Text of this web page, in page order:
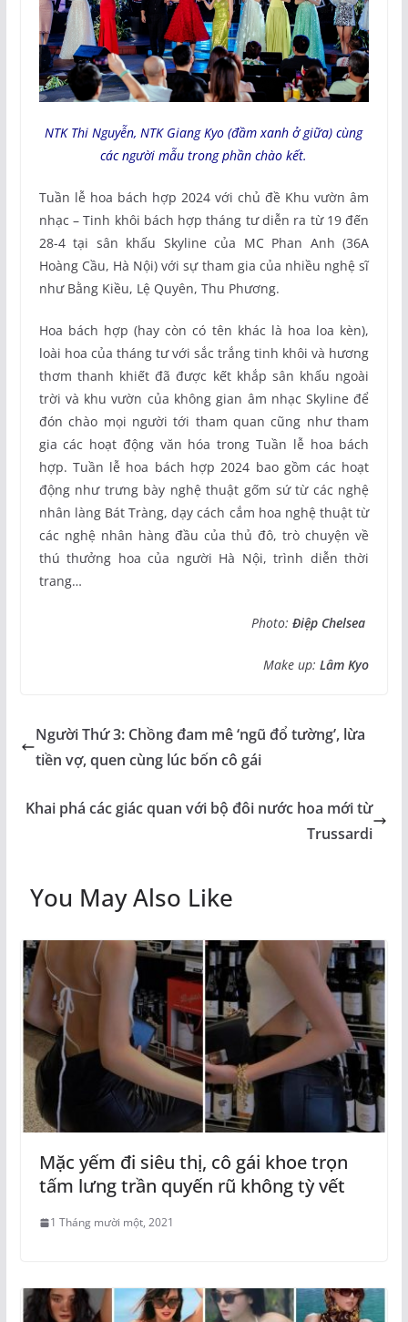
NTK Thi Nguyễn, NTK Giang Kyo (đầm xanh ở giữa) cùng
các người mẫu trong phần chào kết.
Tuần lễ hoa bách hợp 2024 với chủ đề Khu vườn âm
nhạc – Tinh khôi bách hợp tháng tư diễn ra từ 19 đến
28-4 tại sân khấu Skyline của MC Phan Anh (36A
Hoàng Cầu, Hà Nội) với sự tham gia của nhiều nghệ sĩ
như Bằng Kiều, Lệ Quyên, Thu Phương.
Hoa bách hợp (hay còn có tên khác là hoa loa kèn),
loài hoa của tháng tư với sắc trắng tinh khôi và hương
thơm thanh khiết đã được kết khắp sân khấu ngoài
trời và khu vườn của không gian âm nhạc Skyline để
đón chào mọi người tới tham quan cũng như tham
gia các hoạt động văn hóa trong Tuần lễ hoa bách
hợp. Tuần lễ hoa bách hợp 2024 bao gồm các hoạt
động như trưng bày nghệ thuật gốm sứ từ các nghệ
nhân làng Bát Tràng, dạy cách cắm hoa nghệ thuật từ
các nghệ nhân hàng đầu của thủ đô, trò chuyện về
thú thưởng hoa của người Hà Nội, trình diễn thời
trang…
Photo:Điệp Chelsea
Make up:Lâm Kyo
Người Thứ 3: Chồng đam mê ‘ngũ đổ tường’, lừa
tiền vợ, quen cùng lúc bốn cô gái
Khai phá các giác quan với bộ đôi nước hoa mới từ
Trussardi
You May Also Like
Mặc yếm đi siêu thị, cô gái khoe trọn
tấm lưng trần quyến rũ không tỳ vết
1 Tháng mười một, 2021